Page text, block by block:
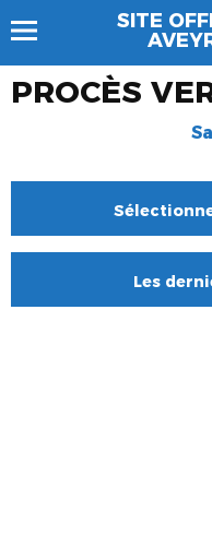
SITE
PROCÈS
Les